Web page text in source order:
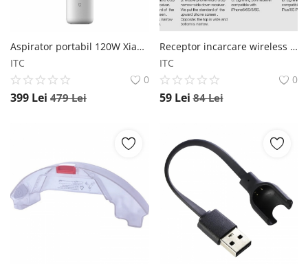
Aspirator portabil 120W Xiaomi Mi Vacuum Cleaner Mini Alb (SSXCQ01XY), 13000Pa, 88000rpm, Autonomie 30 de minute, 2000mAh Xiaomi
ITC
0
399 Lei 479Lei
Receptor incarcare wireless Nillkin Magic Tags (micro,tip c, lightning) Nillkin
ITC
0
59 Lei 84Lei